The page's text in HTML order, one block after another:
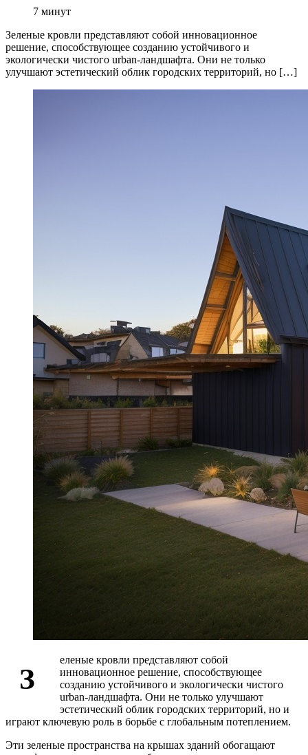
7 минут
Зеленые кровли представляют собой инновационное
решение, способствующее созданию устойчивого и
экологически чистого urban-ландшафта. Они не только
улучшают эстетический облик городских территорий, но […]
З
еленые кровли представляют собой
инновационное решение, способствующее
созданию устойчивого и экологически чистого
urban-ландшафта. Они не только улучшают
эстетический облик городских территорий, но и
играют ключевую роль в борьбе с глобальным потеплением.
Эти зеленые пространства на крышах зданий обогащают